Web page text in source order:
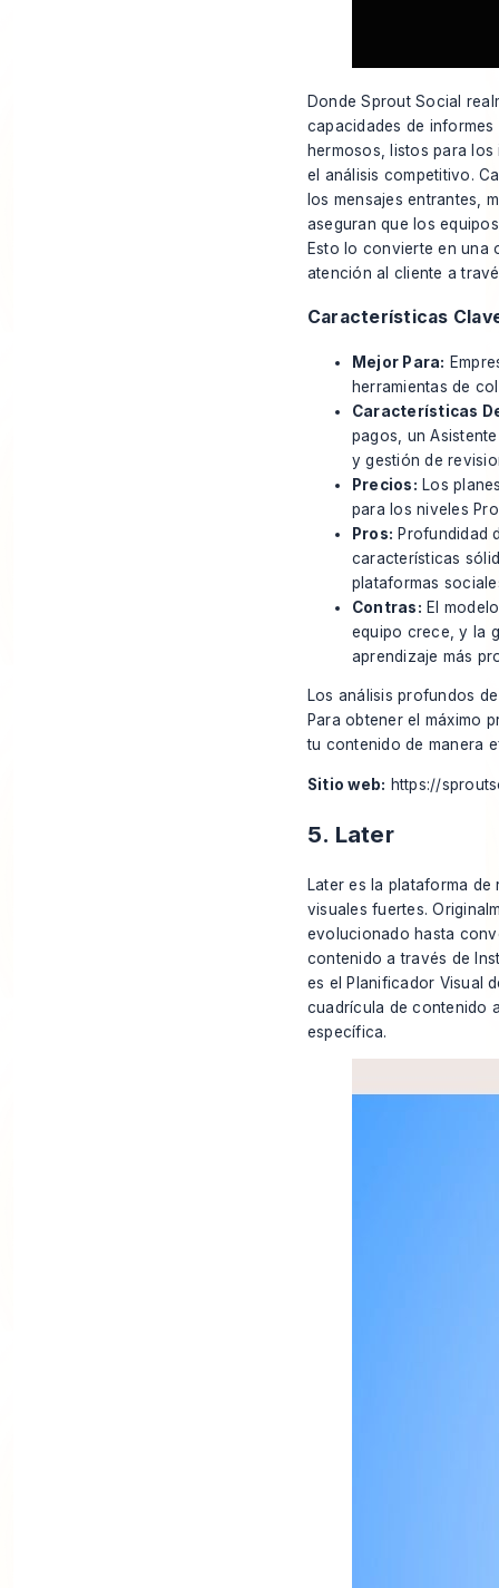
Donde Sprout Social
capacidades de
hermosos, listos para
el análisis competitivo.
los mensajes entrantes,
aseguran que los
Esto lo convierte en una
atención al cliente a
Características
Mejor Para:
herramientas de
Características
pagos, un
y gestión de
Precios: Los
para los niveles
Pros: Profundidad
características
plataformas
Contras: El
equipo crece, y la
aprendizaje más
Los análisis profundos
Para obtener el máximo
tu contenido de manera
Sitio web: https://
5. Later
Later es la plataforma
visuales fuertes.
evolucionado hasta
contenido a través de
es el Planificador Visual
cuadrícula de contenido
específica.